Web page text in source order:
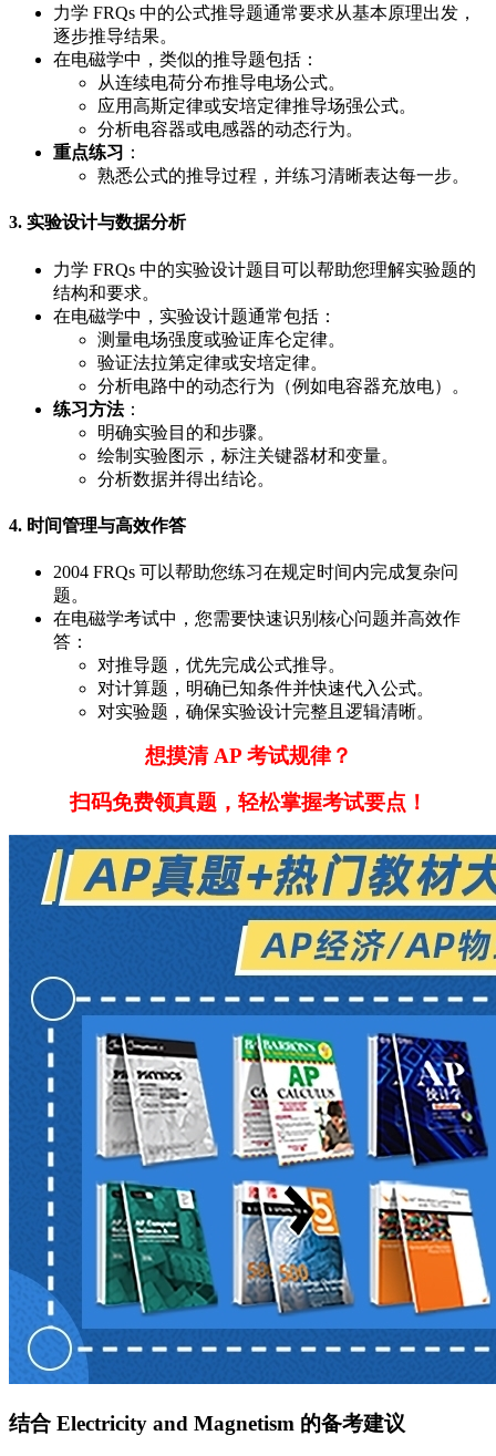
力学 FRQs 中的公式推导题通常要求从基本原理出发，
逐步推导结果。
在电磁学中，类似的推导题包括：
从连续电荷分布推导电场公式。
应用高斯定律或安培定律推导场强公式。
分析电容器或电感器的动态行为。
重点练习 ：
熟悉公式的推导过程，并练习清晰表达每一步。
3. 实验设计与数据分析
力学 FRQs 中的实验设计题目可以帮助您理解实验题的
结构和要求。
在电磁学中，实验设计题通常包括：
测量电场强度或验证库仑定律。
验证法拉第定律或安培定律。
分析电路中的动态行为（例如电容器充放电）。
练习方法：
明确实验目的和步骤。
绘制实验图示，标注关键器材和变量。
分析数据并得出结论。
4. 时间管理与高效作答
2004 FRQs 可以帮助您练习在规定时间内完成复杂问
题。
在电磁学考试中，您需要快速识别核心问题并高效作
答：
对推导题，优先完成公式推导。
对计算题，明确已知条件并快速代入公式。
对实验题，确保实验设计完整且逻辑清晰。
想摸清 AP 考试规律？
扫码免费领真题，轻松掌握考试要点！
结合 Electricity and Magnetism 的备考建议